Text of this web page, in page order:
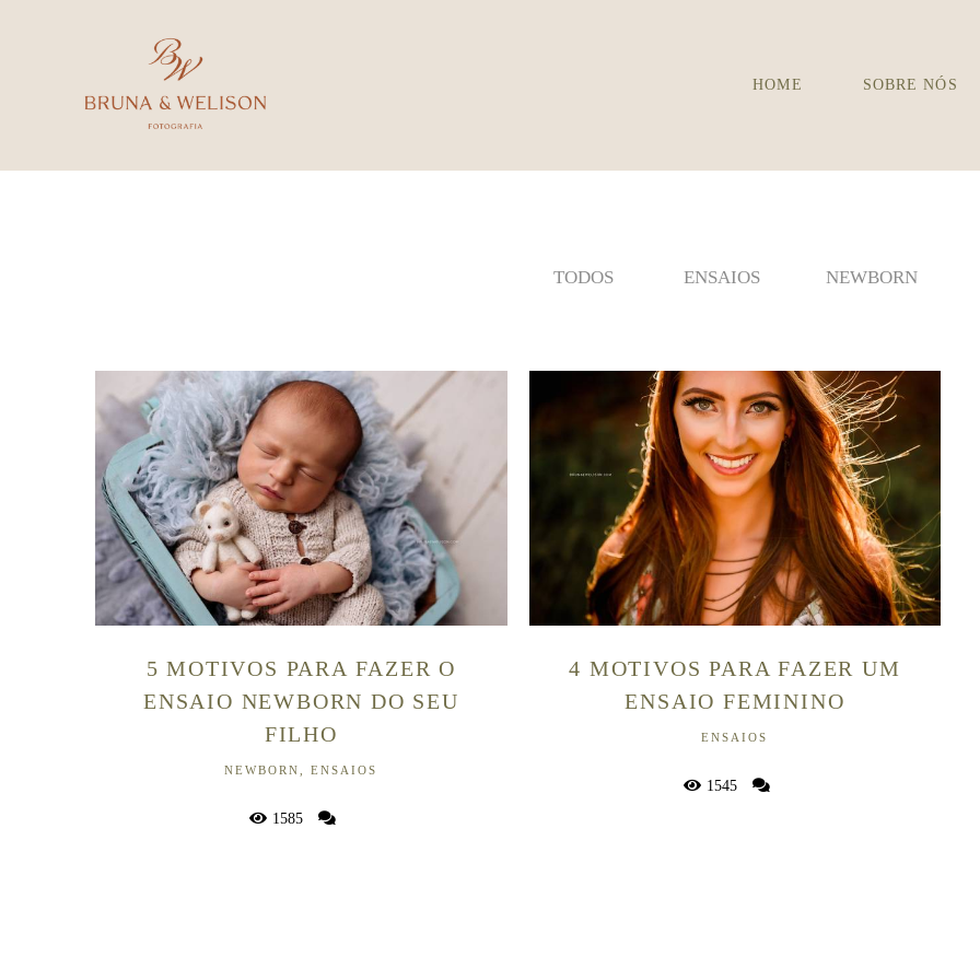
HOME SOBRE NÓS
TODOS ENSAIOS NEWBORN
5 MOTIVOS PARA FAZER O
ENSAIO NEWBORN DO SEU
FILHO
NEWBORN, ENSAIOS
1585
4 MOTIVOS PARA FAZER UM
ENSAIO FEMININO
ENSAIOS
1545